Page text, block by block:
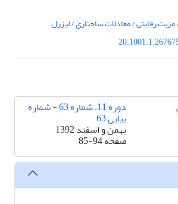
رقابتی / معادلات ساختاری / لیزرل
دوره 11، شماره 63 - شماره
پیاپی 63
بهمن و اسفند 1392
صفحه85-94